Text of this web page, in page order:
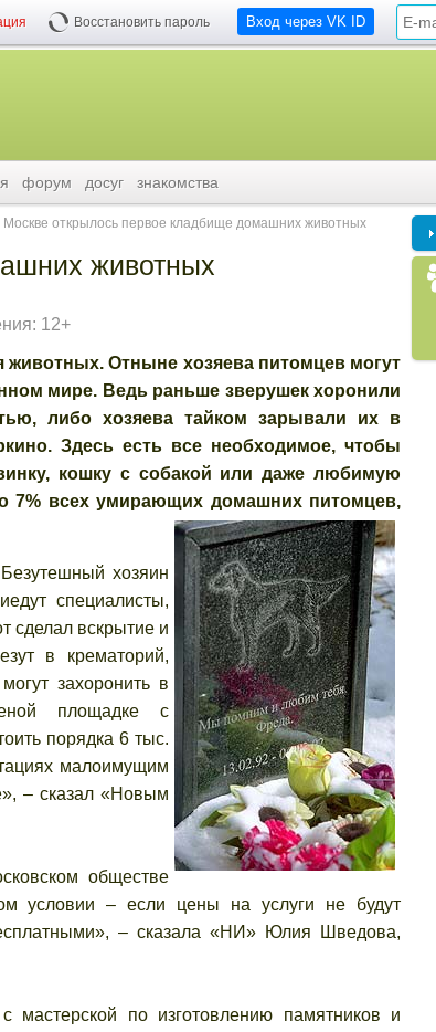
Вход через VK ID
Восстановить пароль
форум досуг знакомства
Москве открылось первое кладбище домашних животных
животных
12+
животных. Отныне хозяева питомцев могут
мире. Ведь раньше зверушек хоронили
либо хозяева тайком зарывали их в
Здесь есть все необходимое, чтобы
кошку с собакой или даже любимую
7% всех умирающих домашних питомцев,
хозяин
специалисты,
сделал вскрытие и
в крематорий,
захоронить в
площадке с
порядка 6 тыс.
малоимущим
– сказал «Новым
обществе
условии – если цены на услуги не будут
– сказала «НИ» Юлия Шведова,
мастерской по изготовлению памятников и